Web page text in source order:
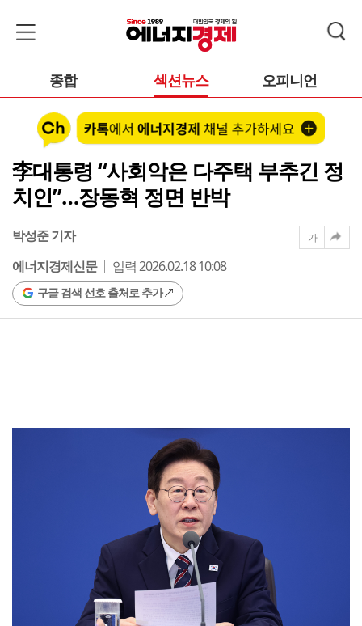
종합 섹션뉴스 오피니언
李대통령 “사회악은 다주택 부추긴 정
치인”…장동혁 정면 반박
박성준 기자
에너지경제신문
입력 2026.02.18 10:08
구글 검색 선호 출처로 추가
가